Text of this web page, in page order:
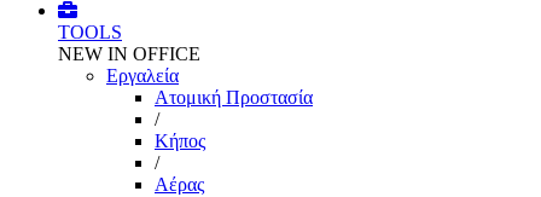
TOOLS
NEW IN OFFICE
Εργαλεία
Aτομική Προστασία
/
Kήπος
/
Αέρας